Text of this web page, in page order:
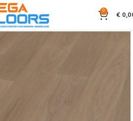
0 €